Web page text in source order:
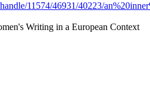
11574/46931/40223/
Writing in a European Context